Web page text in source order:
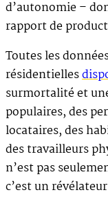
d’autonomie –
rapport de
Toutes les
résidentielles
surmortalité et
populaires, des
locataires, des
des travailleurs
n’est pas
c’est un